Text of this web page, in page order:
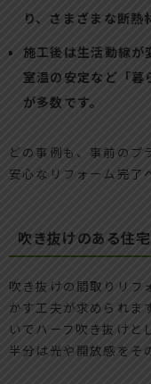
り、さまざまな断熱
施工後は生活動線が
室温の安定など「暮
が多数です。
どの事例も、事前のプ
安心なリフォーム完了
吹き抜けのある住
吹き抜けの間取りリフ
かす工夫が求められま
いでハーフ吹き抜けと
半分は光や開放感をそ